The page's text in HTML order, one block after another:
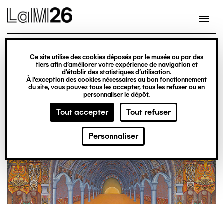
Gestion des cookies
Ce site utilise des cookies déposés par le musée ou par des
tiers afin d’améliorer votre expérience de navigation et
d’établir des statistiques d’utilisation.
À l’exception des cookies nécessaires au bon fonctionnement
du site, vous pouvez tous les accepter, tous les refuser ou en
personnaliser le dépôt.
Tout accepter Tout refuser
Personnaliser
Aller
au
contenu
principal
exposition
Du 20 février 2026
au 31 décembre 2027
Obsession
Billetterie